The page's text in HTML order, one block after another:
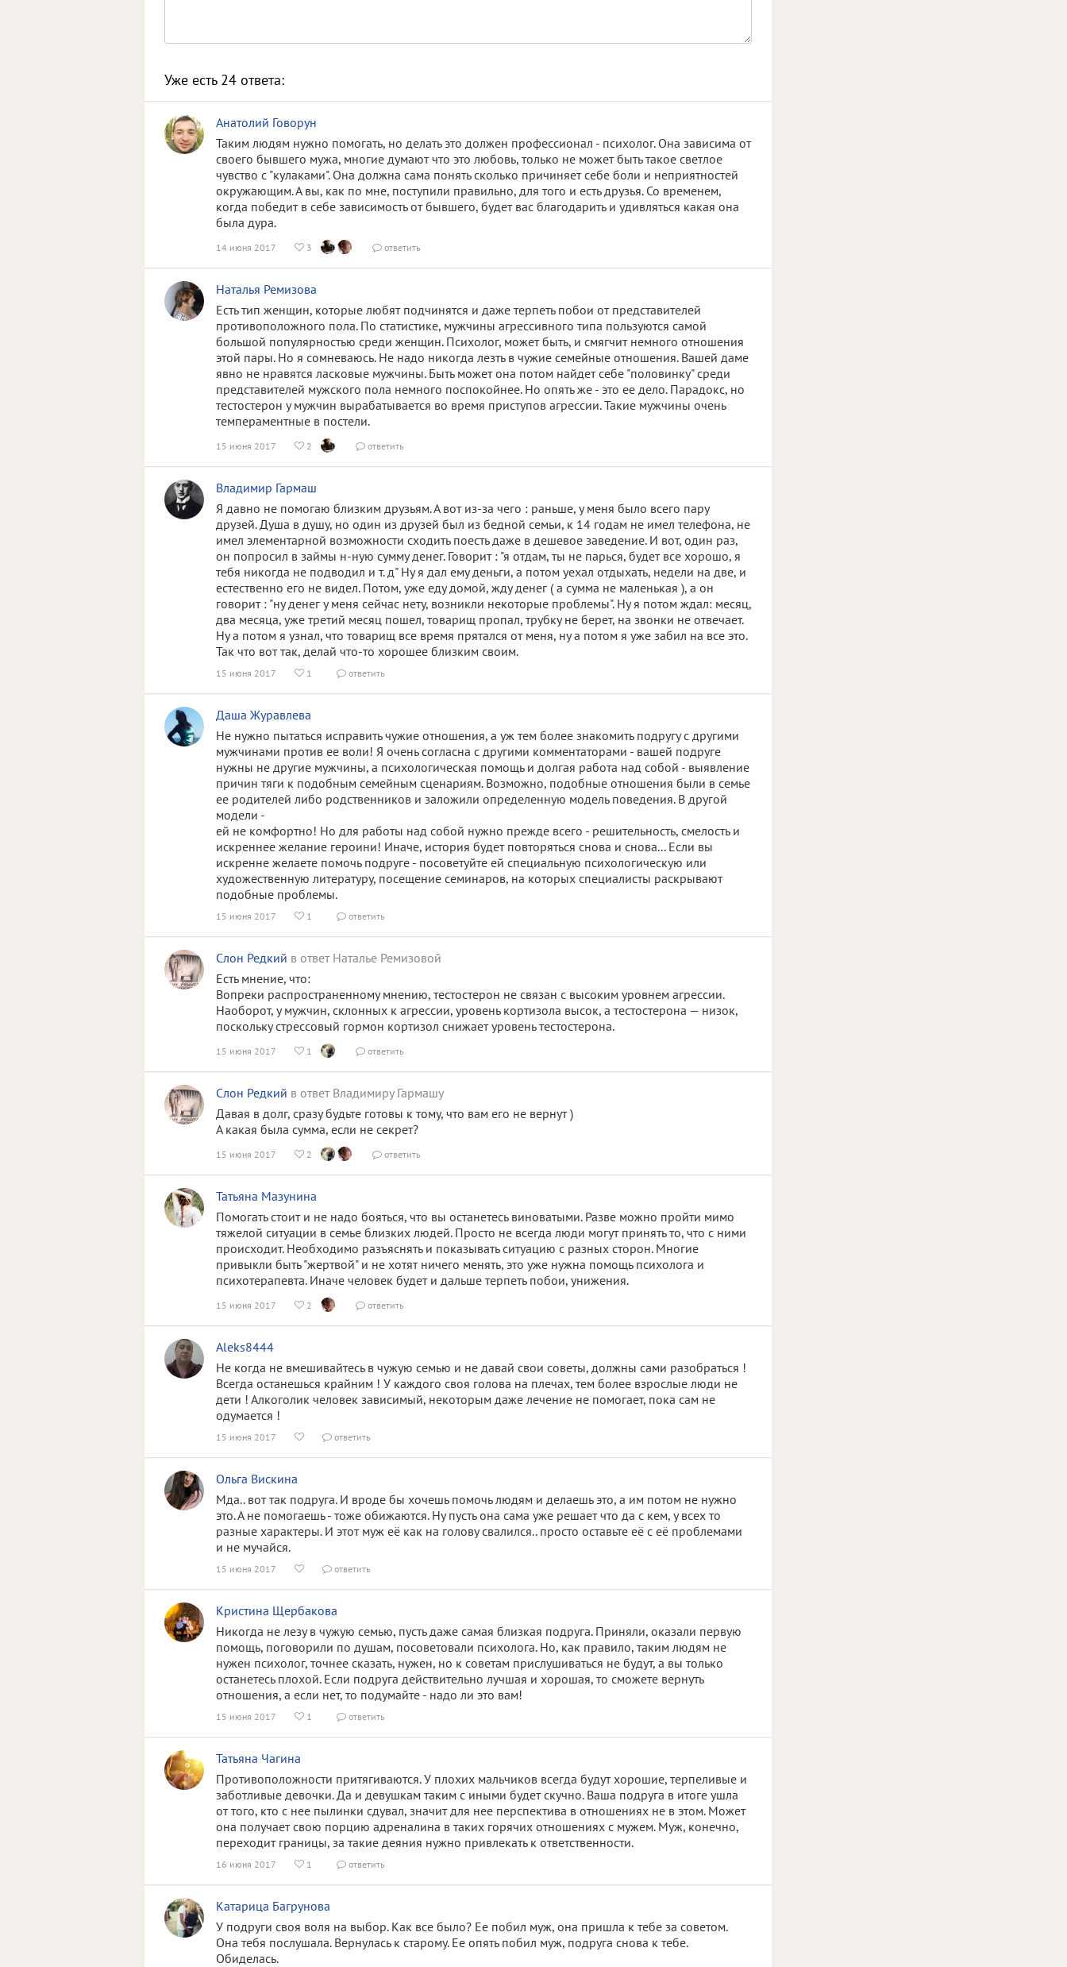
Уже есть 24 ответа:
Анатолий Говорун
Таким людям нужно помогать, но делать это должен профессионал - психолог. Она зависима от
своего бывшего мужа, многие думают что это любовь, только не может быть такое светлое
чувство с "кулаками". Она должна сама понять сколько причиняет себе боли и неприятностей
окружающим. А вы, как по мне, поступили правильно, для того и есть друзья. Со временем,
когда победит в себе зависимость от бывшего, будет вас благодарить и удивляться какая она
была дура.
14 июня 2017  3  ответить
Наталья Ремизова
Есть тип женщин, которые любят подчинятся и даже терпеть побои от представителей
противоположного пола. По статистике, мужчины агрессивного типа пользуются самой
большой популярностью среди женщин. Психолог, может быть, и смягчит немного отношения
этой пары. Но я сомневаюсь. Не надо никогда лезть в чужие семейные отношения. Вашей даме
явно не нравятся ласковые мужчины. Быть может она потом найдет себе "половинку" среди
представителей мужского пола немного поспокойнее. Но опять же - это ее дело. Парадокс, но
тестостерон у мужчин вырабатывается во время приступов агрессии. Такие мужчины очень
темпераментные в постели.
15 июня 2017  2  ответить
Владимир Гармаш
Я давно не помогаю близким друзьям. А вот из-за чего : раньше, у меня было всего пару
друзей. Душа в душу, но один из друзей был из бедной семьи, к 14 годам не имел телефона, не
имел элементарной возможности сходить поесть даже в дешевое заведение. И вот, один раз,
он попросил в займы н-ную сумму денег. Говорит : "я отдам, ты не парься, будет все хорошо, я
тебя никогда не подводил и т. д" Ну я дал ему деньги, а потом уехал отдыхать, недели на две, и
естественно его не видел. Потом, уже еду домой, жду денег ( а сумма не маленькая ), а он
говорит : "ну денег у меня сейчас нету, возникли некоторые проблемы". Ну я потом ждал: месяц,
два месяца, уже третий месяц пошел, товарищ пропал, трубку не берет, на звонки не отвечает.
Ну а потом я узнал, что товарищ все время прятался от меня, ну а потом я уже забил на все это.
Так что вот так, делай что-то хорошее близким своим.
15 июня 2017  1  ответить
Даша Журавлева
Не нужно пытаться исправить чужие отношения, а уж тем более знакомить подругу с другими
мужчинами против ее воли! Я очень согласна с другими комментаторами - вашей подруге
нужны не другие мужчины, а психологическая помощь и долгая работа над собой - выявление
причин тяги к подобным семейным сценариям. Возможно, подобные отношения были в семье
ее родителей либо родственников и заложили определенную модель поведения. В другой
модели -
ей не комфортно! Но для работы над собой нужно прежде всего - решительность, смелость и
искреннее желание героини! Иначе, история будет повторяться снова и снова... Если вы
искренне желаете помочь подруге - посоветуйте ей специальную психологическую или
художественную литературу, посещение семинаров, на которых специалисты раскрывают
подобные проблемы.
15 июня 2017  1  ответить
Слон Редкий в ответ Наталье Ремизовой
Есть мнение, что:
Вопреки распространенному мнению, тестостерон не связан с высоким уровнем агрессии.
Наоборот, у мужчин, склонных к агрессии, уровень кортизола высок, а тестостерона — низок,
поскольку стрессовый гормон кортизол снижает уровень тестостерона.
15 июня 2017  1  ответить
Слон Редкий в ответ Владимиру Гармашу
Давая в долг, сразу будьте готовы к тому, что вам его не вернут )
А какая была сумма, если не секрет?
15 июня 2017  2  ответить
Татьяна Мазунина
Помогать стоит и не надо бояться, что вы останетесь виноватыми. Разве можно пройти мимо
тяжелой ситуации в семье близких людей. Просто не всегда люди могут принять то, что с ними
происходит. Необходимо разъяснять и показывать ситуацию с разных сторон. Многие
привыкли быть "жертвой" и не хотят ничего менять, это уже нужна помощь психолога и
психотерапевта. Иначе человек будет и дальше терпеть побои, унижения.
15 июня 2017  2  ответить
Aleks8444
Не когда не вмешивайтесь в чужую семью и не давай свои советы, должны сами разобраться !
Всегда останешься крайним ! У каждого своя голова на плечах, тем более взрослые люди не
дети ! Алкоголик человек зависимый, некоторым даже лечение не помогает, пока сам не
одумается !
15 июня 2017   ответить
Ольга Вискина
Мда.. вот так подруга. И вроде бы хочешь помочь людям и делаешь это, а им потом не нужно
это. А не помогаешь - тоже обижаются. Ну пусть она сама уже решает что да с кем, у всех то
разные характеры. И этот муж её как на голову свалился.. просто оставьте её с её проблемами
и не мучайся.
15 июня 2017   ответить
Кристина Щербакова
Никогда не лезу в чужую семью, пусть даже самая близкая подруга. Приняли, оказали первую
помощь, поговорили по душам, посоветовали психолога. Но, как правило, таким людям не
нужен психолог, точнее сказать, нужен, но к советам прислушиваться не будут, а вы только
останетесь плохой. Если подруга действительно лучшая и хорошая, то сможете вернуть
отношения, а если нет, то подумайте - надо ли это вам!
15 июня 2017  1  ответить
Татьяна Чагина
Противоположности притягиваются. У плохих мальчиков всегда будут хорошие, терпеливые и
заботливые девочки. Да и девушкам таким с иными будет скучно. Ваша подруга в итоге ушла
от того, кто с нее пылинки сдувал, значит для нее перспектива в отношениях не в этом. Может
она получает свою порцию адреналина в таких горячих отношениях с мужем. Муж, конечно,
переходит границы, за такие деяния нужно привлекать к ответственности.
16 июня 2017  1  ответить
Катарица Багрунова
У подруги своя воля на выбор. Как все было? Ее побил муж, она пришла к тебе за советом.
Она тебя послушала. Вернулась к старому. Ее опять побил муж, подруга снова к тебе.
Обиделась.